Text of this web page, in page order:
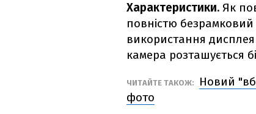
Характеристики. Як
повністю
використання
камера розташується
ЧИТАЙТЕ ТАКОЖ:
Новий
фото